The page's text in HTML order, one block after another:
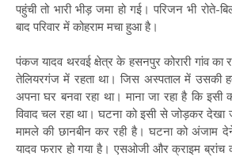
पहुंची तो भारी भीड़ जमा हो गई। परिजन भी
बाद परिवार में कोहराम मचा हुआ है।
पंकज यादव थरवई क्षेत्र के हसनपुर कोरारी गांव का
तेलियरगंज में रहता था। जिस अस्पताल में उसकी
अपना घर बनवा रहा था। माना जा रहा है कि
विवाद चल रहा था। घटना को इसी से जोड़कर देखा
मामले की छानबीन कर रही है। घटना को अंजाम
यादव फरार हो गया है। एसओजी और क्राइम